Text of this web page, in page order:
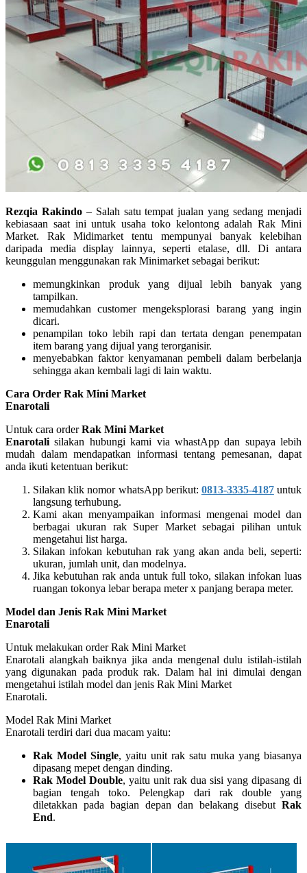
Rezqia Rakindo– Salah satu tempat jualan yang sedang menjadi
kebiasaan saat ini untuk usaha toko kelontong adalah Rak Mini
Market. Rak Midimarket tentu mempunyai banyak kelebihan
daripada media display lainnya, seperti etalase, dll. Di antara
keunggulan menggunakan rak Minimarket sebagai berikut:
memungkinkan produk yang dijual lebih banyak yang
tampilkan.
memudahkan customer mengeksplorasi barang yang ingin
dicari.
penampilan toko lebih rapi dan tertata dengan penempatan
item barang yang dijual yang terorganisir.
menyebabkan faktor kenyamanan pembeli dalam berbelanja
sehingga akan kembali lagi di lain waktu.
Cara Order Rak Mini Market
Enarotali
Untuk cara orderRak Mini Market
Enarotali silakan hubungi kami via whastApp dan supaya lebih
mudah dalam mendapatkan informasi tentang pemesanan, dapat
anda ikuti ketentuan berikut:
Silakan klik nomor whatsApp berikut: 0813-3335-4187untuk
langsung terhubung.
Kami akan menyampaikan informasi mengenai model dan
berbagai ukuran rak Super Market sebagai pilihan untuk
mengetahui list harga.
Silakan infokan kebutuhan rak yang akan anda beli, seperti:
ukuran, jumlah unit, dan modelnya.
Jika kebutuhan rak anda untuk full toko, silakan infokan luas
ruangan tokonya lebar berapa meter x panjang berapa meter.
Model dan Jenis Rak Mini Market
Enarotali
Untuk melakukan order Rak Mini Market
Enarotali alangkah baiknya jika anda mengenal dulu istilah-istilah
yang digunakan pada produk rak. Dalam hal ini dimulai dengan
mengetahui istilah model dan jenis Rak Mini Market
Enarotali.
Model Rak Mini Market
Enarotali terdiri dari dua macam yaitu:
Rak Model Single, yaitu unit rak satu muka yang biasanya
dipasang mepet dengan dinding.
Rak Model Double, yaitu unit rak dua sisi yang dipasang di
bagian tengah toko. Pelengkap dari rak double yang
diletakkan pada bagian depan dan belakang disebut Rak
End.